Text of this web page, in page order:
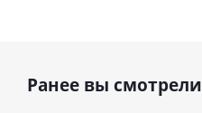
Ранее вы смотрели